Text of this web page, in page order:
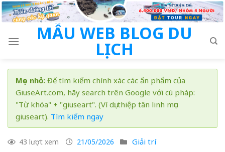
Skip
to
MẪU WEB BLOG DU
LỊCH
Mẹo nhỏ: Để tìm kiếm chính xác các ấn phẩm của
GiuseArt.com, hãy search trên Google với cú pháp:
"Từ khóa" + "giuseart". (Ví dụ: thiệp tân linh mục
giuseart). Tìm kiếm ngay
43 lượt xem 21/05/2026 Giải trí